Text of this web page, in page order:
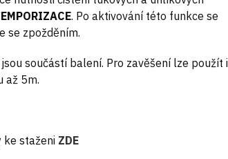
. Po aktivování této funkce se
se zpožděním.
součástí balení. Pro zavěšení lze použít i
až 5m.
ke staženi ZDE